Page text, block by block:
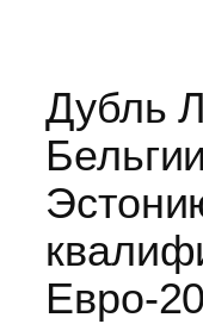
Дубль
Евро-